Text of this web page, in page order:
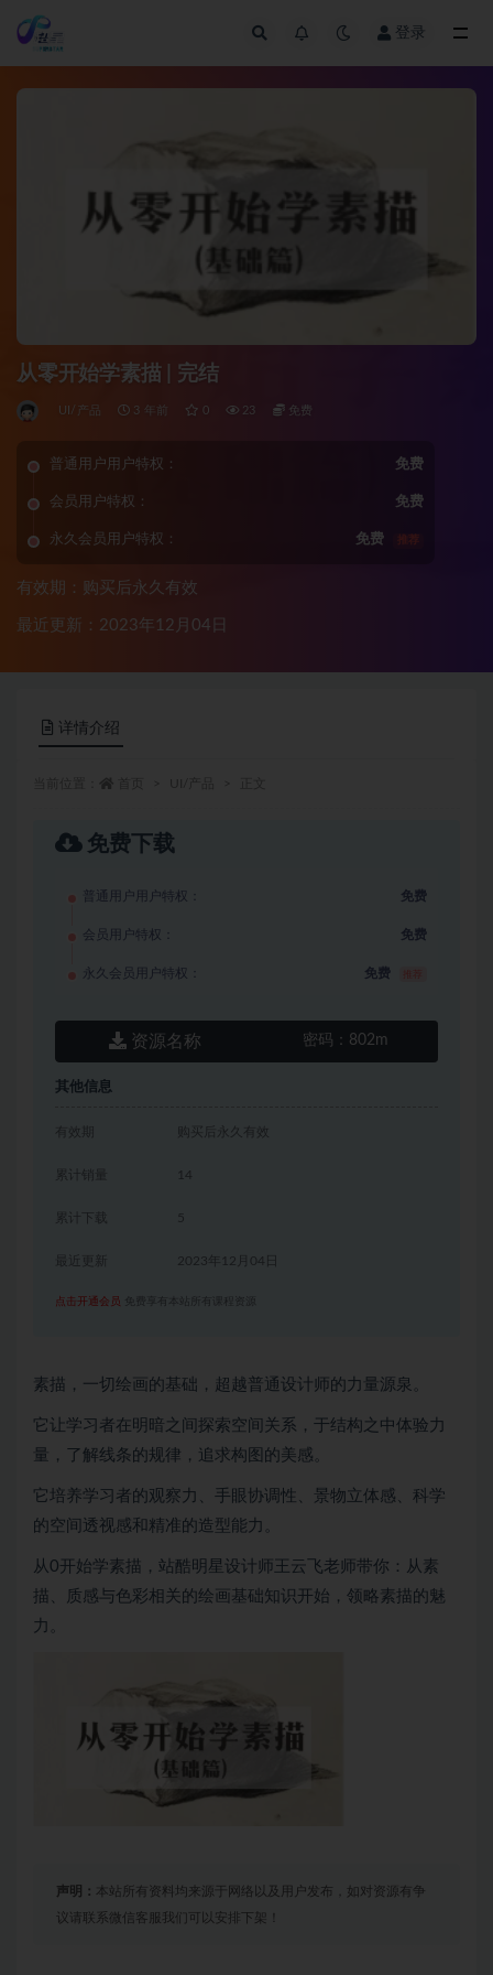
登录
从零开始学素描 | 完结
UI/产品 3 年前 0 23 免费
普通用户用户特权： 免费
会员用户特权： 免费
永久会员用户特权： 免费 推荐
有效期：购买后永久有效
最近更新：2023年12月04日
详情介绍
免费下载
普通用户用户特权： 免费
会员用户特权： 免费
永久会员用户特权： 免费
资源名称 密码： 802m
其他信息
有效期 购买后永久有效
累计销量 14
累计下载 5
2023年12月04日
点击开通会员 免费享有本站所有课程资源
素描，一切绘画的基础，超越普通设计师的力量源泉。
它让学习者在明暗之间探索空间关系，于结构之中体验力
量，了解线条的规律，追求构图的美感。
它培养学习者的观察力、手眼协调性、景物立体感、科学
的空间透视感和精准的造型能力。
从0开始学素描，站酷明星设计师王云飞老师带你：从素
描、质感与色彩相关的绘画基础知识开始，领略素描的魅
力。
声明： 本站所有资料均来源于网络以及用户发布，如对资源有争
议请联系微信客服我们可以安排下架！